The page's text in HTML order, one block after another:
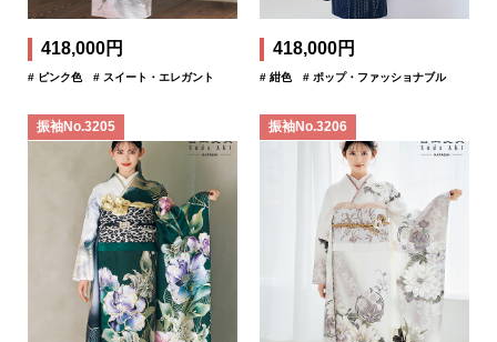
418,000円
# ピンク色 # スイート・エレガント
418,000円
# 紺色 # ポップ・ファッショナブル
振袖No.3205 振袖No.3206